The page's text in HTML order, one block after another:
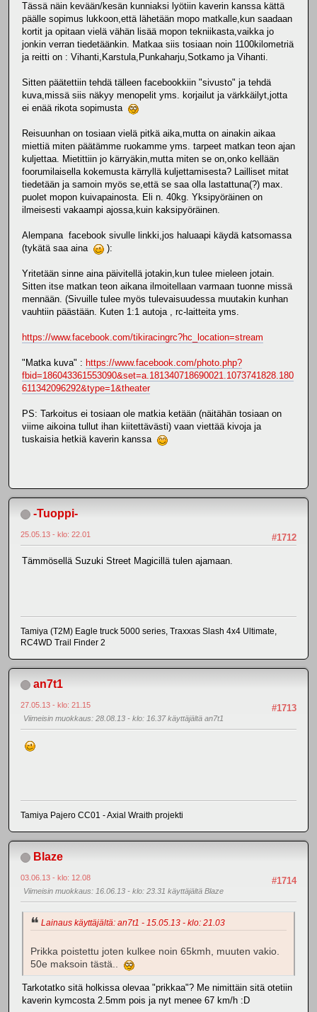
Tässä näin kevään/kesän kunniaksi lyötiin kaverin kanssa kättä
päälle sopimus lukkoon,että lähetään mopo matkalle,kun saadaan
kortit ja opitaan vielä vähän lisää mopon tekniikasta,vaikka jo
jonkin verran tiedetäänkin. Matkaa siis tosiaan noin 1100kilometriä
ja reitti on : Vihanti,Karstula,Punkaharju,Sotkamo ja Vihanti.
Sitten päätettiin tehdä tälleen facebookkiin "sivusto" ja tehdä
kuva,missä siis näkyy menopelit yms. korjailut ja värkkäilyt,jotta
ei enää rikota sopimusta
Reisuunhan on tosiaan vielä pitkä aika,mutta on ainakin aikaa
miettiä miten päätämme ruokamme yms. tarpeet matkan teon ajan
kuljettaa. Mietittiin jo kärryäkin,mutta miten se on,onko kellään
foorumilaisella kokemusta kärryllä kuljettamisesta? Lailliset mitat
tiedetään ja samoin myös se,että se saa olla lastattuna(?) max.
puolet mopon kuivapainosta. Eli n. 40kg. Yksipyöräinen on
ilmeisesti vakaampi ajossa,kuin kaksipyöräinen.
Alempana facebook sivulle linkki,jos haluaapi käydä katsomassa
(tykätä saa aina
):
Yritetään sinne aina päivitellä jotakin,kun tulee mieleen jotain.
Sitten itse matkan teon aikana ilmoitellaan varmaan tuonne missä
mennään. (Sivuille tulee myös tulevaisuudessa muutakin kunhan
vauhtiin päästään. Kuten 1:1 autoja , rc-laitteita yms.
https://www.facebook.com/tikiracingrc?hc_location=stream
"Matka kuva" : https://www.facebook.com/photo.php?
fbid=186043361553090&set=a.181340718690021.1073741828.180
611342096292&type=1&theater
PS: Tarkoitus ei tosiaan ole matkia ketään (näitähän tosiaan on
viime aikoina tullut ihan kiitettävästi) vaan viettää kivoja ja
tuskaisia hetkiä kaverin kanssa
-Tuoppi-
#1712
25.05.13 - klo: 22.01
Tämmösellä Suzuki Street Magicillä tulen ajamaan.
Tamiya (T2M) Eagle truck 5000 series, Traxxas Slash 4x4 Ultimate,
RC4WD Trail Finder 2
an7t1
#1713
27.05.13 - klo: 21.15
Viimeisin muokkaus: 28.08.13 - klo: 16.37 käyttäjältä an7t1
Tamiya Pajero CC01 - Axial Wraith projekti
Blaze
#1714
03.06.13 - klo: 12.08
Viimeisin muokkaus: 16.06.13 - klo: 23.31 käyttäjältä Blaze
Lainaus käyttäjältä: an7t1 - 15.05.13 - klo: 21.03
Prikka poistettu joten kulkee noin 65kmh, muuten vakio.
50e maksoin tästä..
Tarkotatko sitä holkissa olevaa "prikkaa"? Me nimittäin sitä otetiin
kaverin kymcosta 2.5mm pois ja nyt menee 67 km/h :D